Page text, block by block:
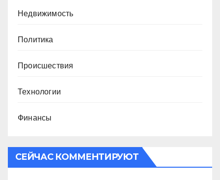
Недвижимость
Политика
Происшествия
Технологии
Финансы
СЕЙЧАС КОММЕНТИРУЮТ